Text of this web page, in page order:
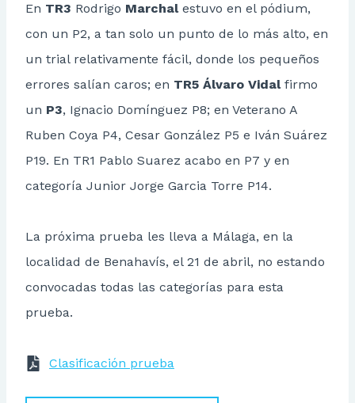
En TR3 Rodrigo Marchalestuvo en el pódium,
con un P2, a tan solo un punto de lo más alto, en
un trial relativamente fácil, donde los pequeños
errores salían caros; en TR5 Álvaro Vidalfirmo
un P3, Ignacio Domínguez P8; en Veterano A
Ruben Coya P4, Cesar González P5 e Iván Suárez
P19. En TR1 Pablo Suarez acabo en P7 y en
categoría Junior Jorge Garcia Torre P14.
La próxima prueba les lleva a Málaga, en la
localidad de Benahavís, el 21 de abril, no estando
convocadas todas las categorías para esta
prueba.
Clasificación prueba